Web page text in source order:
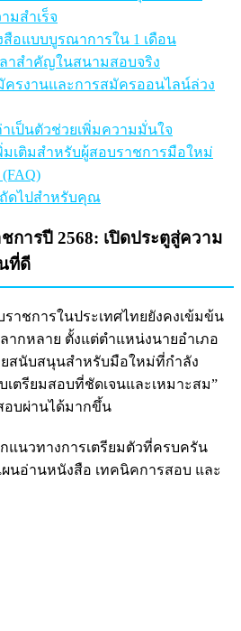
มสำเร็จ
อแบบบูรณาการใน 1 เดือน
าสำคัญในสนามสอบจริง
ครงานและการสมัครออนไลน์ล่วง
เป็นตัวช่วยเพิ่มความมั่นใจ
เติมสำหรับผู้สอบราชการมือใหม่
ดไปสำหรับคุณ
การปี 2568: เปิดประตูสู่ความ
ที่ดี
าชการในประเทศไทยยังคงเข้มข้น
ากหลาย ตั้งแต่ตำแหน่งนายอำเภอ
ยสนับสนุนสำหรับมือใหม่ที่กำลัง
เตรียมสอบที่ชัดเจนและเหมาะสม”
อบผ่านได้มากขึ้น
นวทางการเตรียมตัวที่ครบครัน
นอ่านหนังสือ เทคนิคการสอบ และ